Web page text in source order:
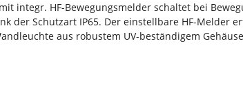
integr. HF-Bewegungsmelder schaltet bei
der Schutzart IP65. Der einstellbare HF-Melder
aus robustem UV-beständigem